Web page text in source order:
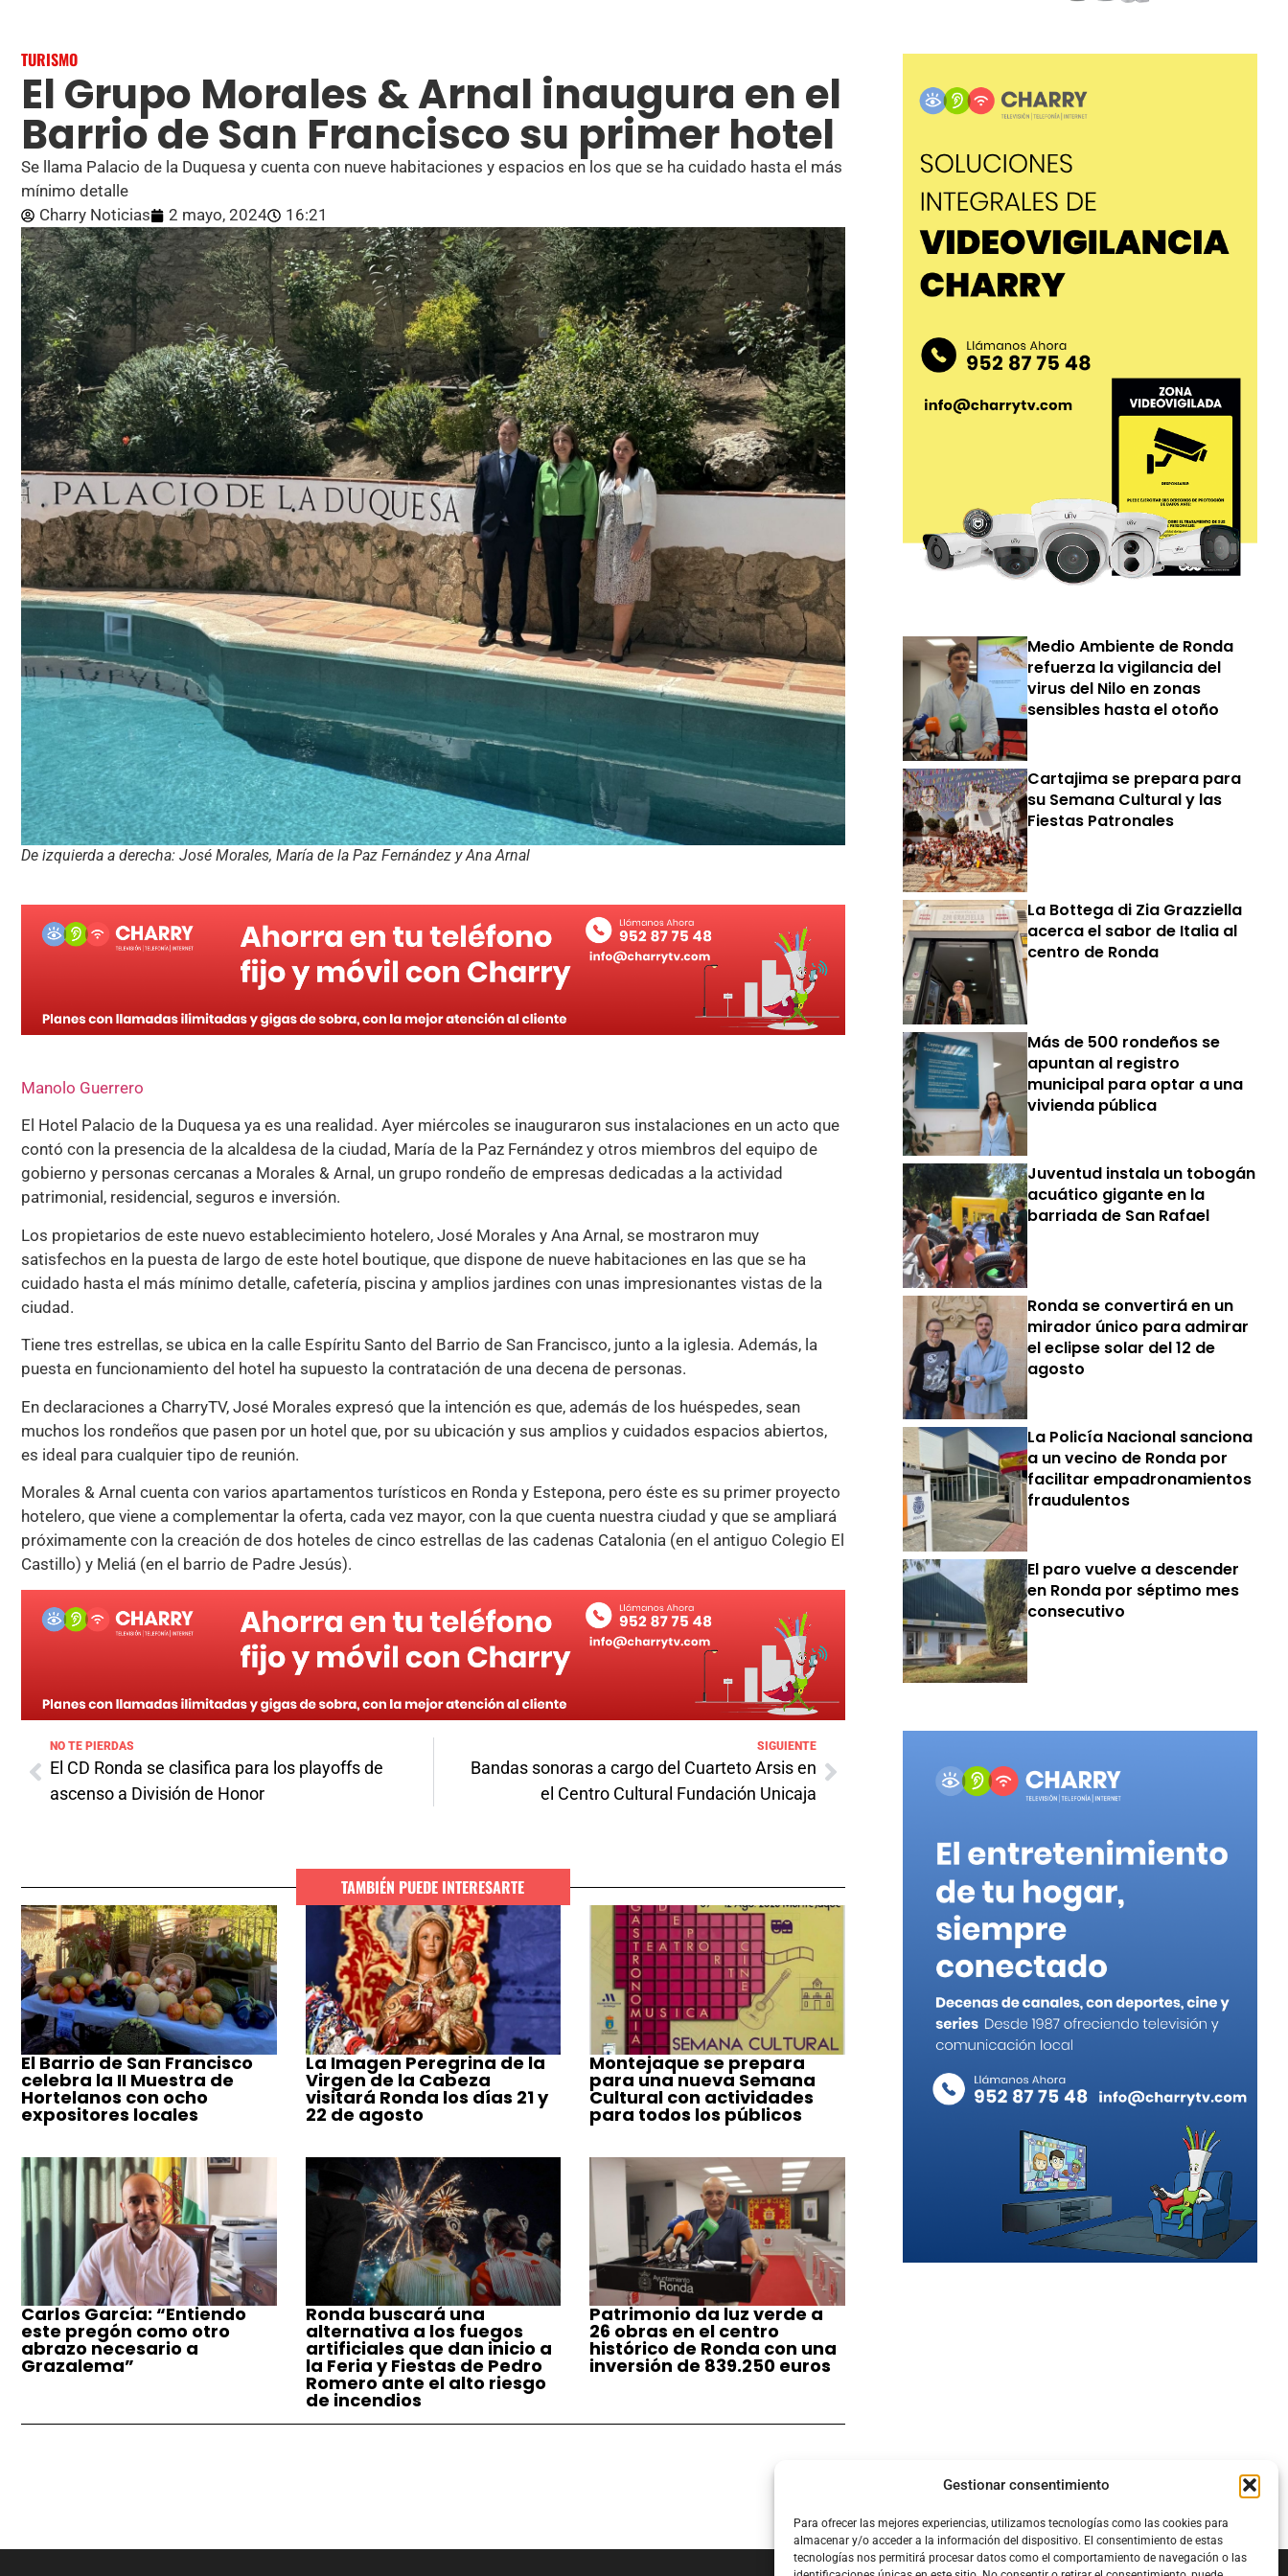
Gestionar consentimiento
Para ofrecer las mejores experiencias, utilizamos tecnologías como las cookies para
almacenar y/o acceder a la información del dispositivo. El consentimiento de estas
tecnologías nos permitirá procesar datos como el comportamiento de navegación o las
TURISMO
El Grupo Morales & Arnal inaugura en el
Barrio de San Francisco su primer hotel
Se llama Palacio de la Duquesa y cuenta con nueve habitaciones y espacios en los que se ha cuidado hasta el más
mínimo detalle
Charry Noticias
2 mayo, 2024 16:21
De izquierda a derecha: José Morales, María de la Paz Fernández y Ana Arnal
Manolo Guerrero
El Hotel Palacio de la Duquesa ya es una realidad. Ayer miércoles se inauguraron sus instalaciones en un acto que
contó con la presencia de la alcaldesa de la ciudad, María de la Paz Fernández y otros miembros del equipo de
gobierno y personas cercanas a Morales & Arnal, un grupo rondeño de empresas dedicadas a la actividad
patrimonial, residencial, seguros e inversión.
Los propietarios de este nuevo establecimiento hotelero, José Morales y Ana Arnal, se mostraron muy
satisfechos en la puesta de largo de este hotel boutique, que dispone de nueve habitaciones en las que se ha
cuidado hasta el más mínimo detalle, cafetería, piscina y amplios jardines con unas impresionantes vistas de la
ciudad.
Tiene tres estrellas, se ubica en la calle Espíritu Santo del Barrio de San Francisco, junto a la iglesia. Además, la
puesta en funcionamiento del hotel ha supuesto la contratación de una decena de personas.
En declaraciones a CharryTV, José Morales expresó que la intención es que, además de los huéspedes, sean
muchos los rondeños que pasen por un hotel que, por su ubicación y sus amplios y cuidados espacios abiertos,
es ideal para cualquier tipo de reunión.
Morales & Arnal cuenta con varios apartamentos turísticos en Ronda y Estepona, pero éste es su primer proyecto
hotelero, que viene a complementar la oferta, cada vez mayor, con la que cuenta nuestra ciudad y que se ampliará
próximamente con la creación de dos hoteles de cinco estrellas de las cadenas Catalonia (en el antiguo Colegio El
Castillo) y Meliá (en el barrio de Padre Jesús).
NO TE PIERDAS
El CD Ronda se clasifica para los playoffs de
ascenso a División de Honor
SIGUIENTE
Bandas sonoras a cargo del Cuarteto Arsis en
el Centro Cultural Fundación Unicaja
TAMBIÉN PUEDE INTERESARTE
El Barrio de San Francisco
celebra la II Muestra de
Hortelanos con ocho
expositores locales
La Imagen Peregrina de la
Virgen de la Cabeza
visitará Ronda los días 21 y
22 de agosto
Montejaque se prepara
para una nueva Semana
Cultural con actividades
para todos los públicos
Carlos García: “Entiendo
este pregón como otro
abrazo necesario a
Grazalema”
Ronda buscará una
alternativa a los fuegos
artificiales que dan inicio a
la Feria y Fiestas de Pedro
Romero ante el alto riesgo
de incendios
Patrimonio da luz verde a
26 obras en el centro
histórico de Ronda con una
inversión de 839.250 euros
Medio Ambiente de Ronda
refuerza la vigilancia del
virus del Nilo en zonas
sensibles hasta el otoño
Cartajima se prepara para
su Semana Cultural y las
Fiestas Patronales
La Bottega di Zia Grazziella
acerca el sabor de Italia al
centro de Ronda
Más de 500 rondeños se
apuntan al registro
municipal para optar a una
vivienda pública
Juventud instala un tobogán
acuático gigante en la
barriada de San Rafael
Ronda se convertirá en un
mirador único para admirar
el eclipse solar del 12 de
agosto
La Policía Nacional sanciona
a un vecino de Ronda por
facilitar empadronamientos
fraudulentos
El paro vuelve a descender
en Ronda por séptimo mes
consecutivo